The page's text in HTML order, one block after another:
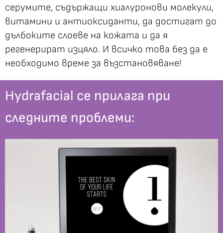
серумите, съдържащи хиалуронови молекули,
витамини и антиоксиданти, да достигат до
дълбоките слоеве на кожата и да я
регенерират изцяло. И всичко това без да е
необходимо време за възстановяване!
Hydrafacial се прилага при
следните проблеми: